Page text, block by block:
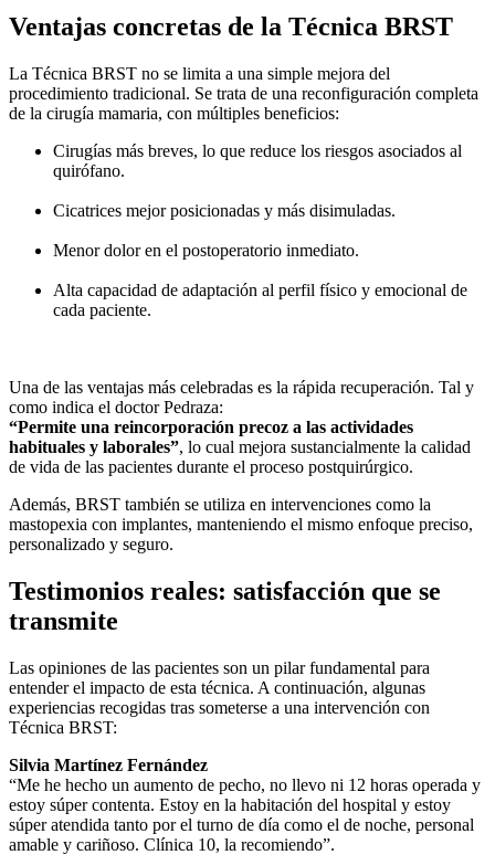
Ventajas concretas de la Técnica BRST
La Técnica BRST no se limita a una simple mejora del
procedimiento tradicional. Se trata de una reconfiguración completa
de la cirugía mamaria, con múltiples beneficios:
Cirugías más breves, lo que reduce los riesgos asociados al
quirófano.
Cicatrices mejor posicionadas y más disimuladas.
Menor dolor en el postoperatorio inmediato.
Alta capacidad de adaptación al perfil físico y emocional de
cada paciente.
Una de las ventajas más celebradas es la rápida recuperación. Tal y
como indica el doctor Pedraza:
“Permite una reincorporación precoz a las actividades
habituales y laborales”, lo cual mejora sustancialmente la calidad
de vida de las pacientes durante el proceso postquirúrgico.
Además, BRST también se utiliza en intervenciones como la
mastopexia con implantes, manteniendo el mismo enfoque preciso,
personalizado y seguro.
Testimonios reales: satisfacción que se
transmite
Las opiniones de las pacientes son un pilar fundamental para
entender el impacto de esta técnica. A continuación, algunas
experiencias recogidas tras someterse a una intervención con
Técnica BRST:
Silvia Martínez Fernández
“Me he hecho un aumento de pecho, no llevo ni 12 horas operada y
estoy súper contenta. Estoy en la habitación del hospital y estoy
súper atendida tanto por el turno de día como el de noche, personal
amable y cariñoso. Clínica 10, la recomiendo”.